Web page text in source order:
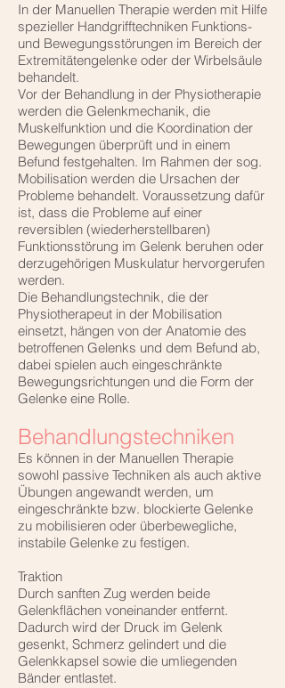
In der Manuellen Therapie werden mit Hilfe
spezieller Handgrifftechniken Funktions-
und Bewegungsstörungen im Bereich der
Extremitätengelenke oder der Wirbelsäule
behandelt.
Vor der Behandlung in der Physiotherapie
werden die Gelenkmechanik, die
Muskelfunktion und die Koordination der
Bewegungen überprüft und in einem
Befund festgehalten. Im Rahmen der sog.
Mobilisation werden die Ursachen der
Probleme behandelt. Voraussetzung dafür
ist, dass die Probleme auf einer
reversiblen (wiederherstellbaren)
Funktionsstörung im Gelenk beruhen oder
derzugehörigen Muskulatur hervorgerufen
werden.
Die Behandlungstechnik, die der
Physiotherapeut in der Mobilisation
einsetzt, hängen von der Anatomie des
betroffenen Gelenks und dem Befund ab,
dabei spielen auch eingeschränkte
Bewegungsrichtungen und die Form der
Gelenke eine Rolle.
Behandlungstechniken
Es können in der Manuellen Therapie
sowohl passive Techniken als auch aktive
Übungen angewandt werden, um
eingeschränkte bzw. blockierte Gelenke
zu mobilisieren oder überbewegliche,
instabile Gelenke zu festigen.
Traktion
Durch sanften Zug werden beide
Gelenkflächen voneinander entfernt.
Dadurch wird der Druck im Gelenk
gesenkt, Schmerz gelindert und die
Gelenkkapsel sowie die umliegenden
Bänder entlastet.